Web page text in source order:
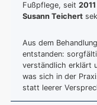
Fußpflege, seit 2011
Susann Teichert
Aus dem
entstanden:
verständlich erklärt
was sich in der
statt leerer